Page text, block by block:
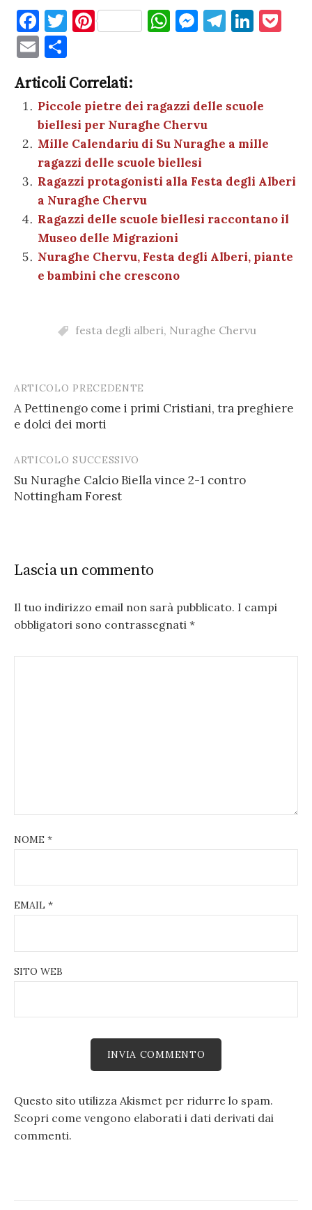
F
a
c
e
b
o
o
k
T
te
r
Pi
es
t
W
A
p
p
M
g
er
T
a
Li
dI
n
E
m
ai
l
n
di
vi
di
Articoli Correlati:
Piccole pietre dei ragazzi delle scuole
biellesi per Nuraghe Chervu
Mille Calendariu di Su Nuraghe a mille
ragazzi delle scuole biellesi
Ragazzi protagonisti alla Festa degli Alberi
a Nuraghe Chervu
Ragazzi delle scuole biellesi raccontano il
Museo delle Migrazioni
Nuraghe Chervu, Festa degli Alberi, piante
e bambini che crescono
festa degli alberi, Nuraghe Chervu
Post
navigation
ARTICOLO PRECEDENTE
A Pettinengo come i primi Cristiani, tra preghiere
e dolci dei morti
ARTICOLO SUCCESSIVO
Su Nuraghe Calcio Biella vince 2-1 contro
Nottingham Forest
Lascia un commento
Il tuo indirizzo email non sarà pubblicato. I campi
obbligatori sono contrassegnati *
NOME *
EMAIL *
SITO WEB
Questo sito utilizza Akismet per ridurre lo spam.
Scopri come vengono elaborati i dati derivati dai
commenti.